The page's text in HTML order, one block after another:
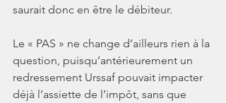
saurait donc en être le débiteur.
Le « PAS » ne change d’ailleurs rien à la
question, puisqu’antérieurement un
redressement Urssaf pouvait impacter
déjà l’assiette de l’impôt, sans que